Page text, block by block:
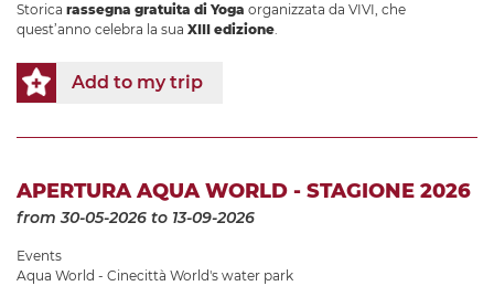
Storica rassegna gratuita di Yoga organizzata da VIVI, che
quest’anno celebra la sua XIII edizione.
Add to my trip
APERTURA AQUA WORLD - STAGIONE 2026
from 30-05-2026 to 13-09-2026
Events
Aqua World - Cinecittà World's water park